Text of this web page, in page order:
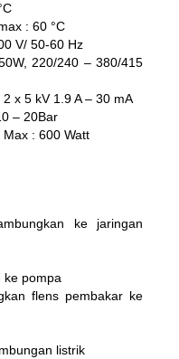
: 60 °C
V/ 50-60 Hz
220/240 – 380/415
x 5 kV 1.9 A – 30 mA
– 20Bar
: 600 Watt
ke jaringan
ke pompa
flens pembakar ke
listrik